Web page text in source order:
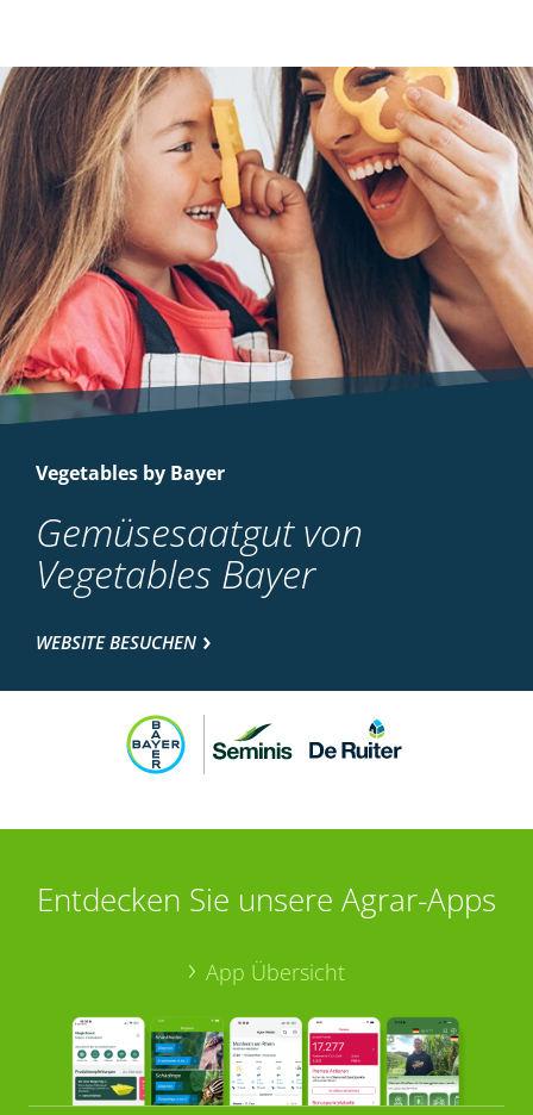
Vegetables by Bayer
Gemüsesaatgut von
Vegetables Bayer
WEBSITE BESUCHEN
Entdecken Sie unsere Agrar-Apps
App Übersicht